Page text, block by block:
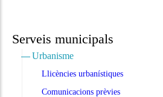
Serveis municipals
Urbanisme
Llicències urbanístiques
Comunicacions prèvies